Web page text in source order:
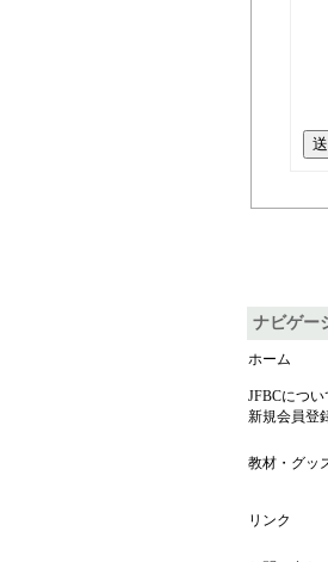
ナビゲー
ホーム
JFBCについ
新規会員登
教材・グッ
リンク